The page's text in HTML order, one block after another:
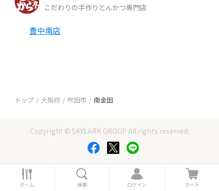
こだわりの手作りとんかつ専門店
豊中南店
トップ 大阪府 吹田市 南金田
Copyright © SKYLARK GROUP All rights reserved.
ホ
ー
ホーム 索
検索
ロ
グ
ログイン
カ
ー
カート